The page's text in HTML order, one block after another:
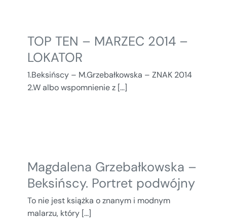
TOP TEN – MARZEC 2014 –
LOKATOR
1.Beksińscy – M.Grzebałkowska – ZNAK 2014
2.W albo wspomnienie z [...]
Magdalena Grzebałkowska –
Beksińscy. Portret podwójny
To nie jest książka o znanym i modnym
malarzu, który [...]